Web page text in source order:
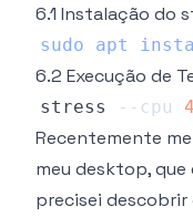
6.1 Instalação do
sudo apt
6.2 Execução de
stress --cpu 4
Recentemente
meu desktop,
precisei descobrir